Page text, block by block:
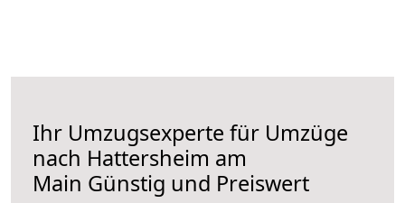
Ihr Umzugsexperte für Umzüge
nach Hattersheim am
Main Günstig und Preiswert